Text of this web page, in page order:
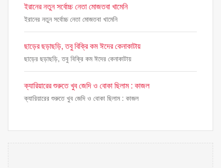
ইরানের নতুন সর্বোচ্চ নেতা মোজতবা খামেনি
ইরানের নতুন সর্বোচ্চ নেতা মোজতবা খামেনি
ছাড়ের ছড়াছড়ি, তবু বিক্রি কম ঈদের কেনাকাটায়
ছাড়ের ছড়াছড়ি, তবু বিক্রি কম ঈদের কেনাকাটায়
ক্যারিয়ারের শুরুতে খুব জেদি ও বোকা ছিলাম : কাজল
ক্যারিয়ারের শুরুতে খুব জেদি ও বোকা ছিলাম : কাজল